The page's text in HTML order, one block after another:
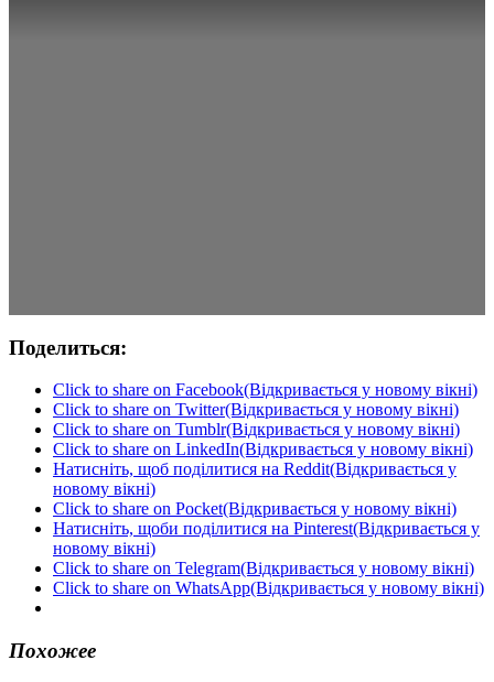
Поделиться:
Click to share on Facebook(Відкривається у новому вікні)
Click to share on Twitter(Відкривається у новому вікні)
Click to share on Tumblr(Відкривається у новому вікні)
Click to share on LinkedIn(Відкривається у новому вікні)
Натисніть, щоб поділитися на Reddit(Відкривається у
новому вікні)
Click to share on Pocket(Відкривається у новому вікні)
Натисніть, щоби поділитися на Pinterest(Відкривається у
новому вікні)
Click to share on Telegram(Відкривається у новому вікні)
Click to share on WhatsApp(Відкривається у новому вікні)
Похожее